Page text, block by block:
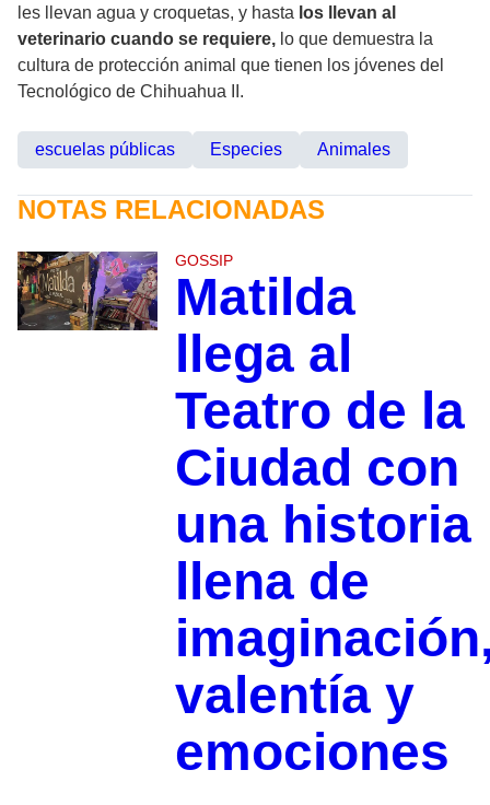
les llevan agua y croquetas, y hasta los llevan al
veterinario cuando se requiere, lo que demuestra la
cultura de protección animal que tienen los jóvenes del
Tecnológico de Chihuahua II.
escuelas públicas Especies Animales
NOTAS RELACIONADAS
GOSSIP
Matilda
llega al
Teatro de la
Ciudad con
una historia
llena de
valentía y
emociones